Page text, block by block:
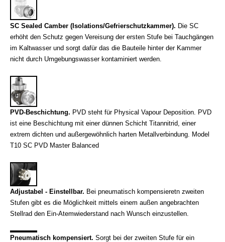
SC Sealed Camber (Isolations/Gefrierschutzkammer). Die SC
erhöht den Schutz gegen Vereisung der ersten Stufe bei Tauchgängen
im Kaltwasser und sorgt dafür das die Bauteile hinter der Kammer
nicht durch Umgebungswasser kontaminiert werden.
PVD-Beschichtung. PVD steht für Physical Vapour Deposition. PVD
ist eine Beschichtung mit einer dünnen Schicht Titannitrid, einer
extrem dichten und außergewöhnlich harten Metallverbindung. Model
T10 SC PVD Master Balanced
Adjustabel - Einstellbar. Bei pneumatisch kompensieretn zweiten
Stufen gibt es die Möglichkeit mittels einem außen angebrachten
Stellrad den Ein-Atemwiederstand nach Wunsch einzustellen.
Pneumatisch kompensiert. Sorgt bei der zweiten Stufe für ein